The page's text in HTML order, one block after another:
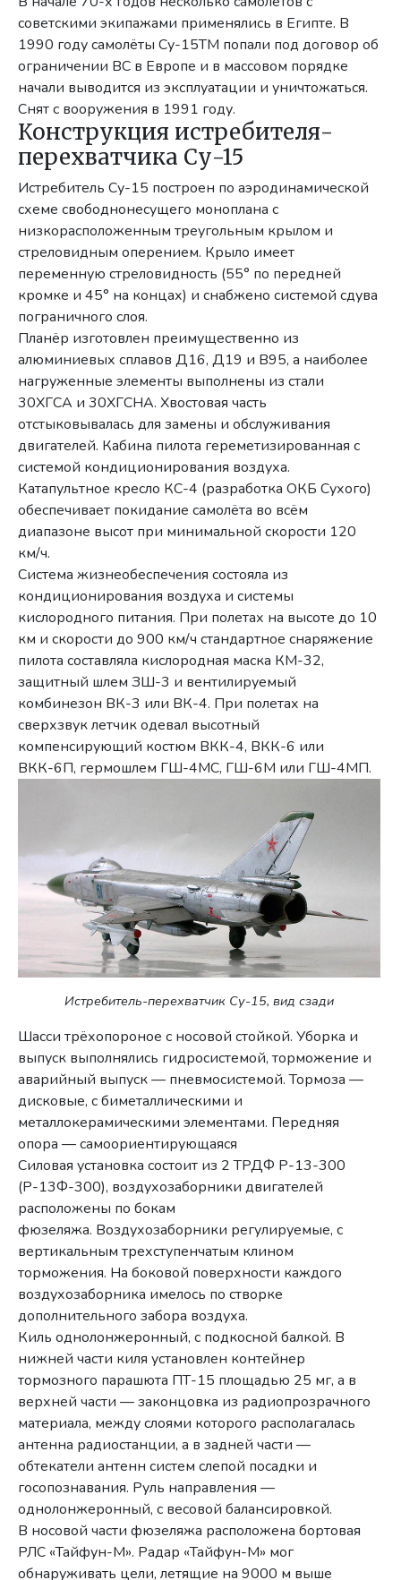
советскими экипажами применялись в Египте. В
1990 году самолёты Су-15ТМ попали под договор об
ограничении ВС в Европе и в массовом порядке
начали выводится из эксплуатации и уничтожаться.
Снят с вооружения в 1991 году.
Конструкция истребителя-
перехватчика Су-15
Истребитель Су-15 построен по аэродинамической
схеме свободнонесущего моноплана с
низкорасположенным треугольным крылом и
стреловидным оперением. Крыло имеет
переменную стреловидность (55° по передней
кромке и 45° на концах) и снабжено системой сдува
пограничного слоя.
Планёр изготовлен преимущественно из
алюминиевых сплавов Д16, Д19 и В95, а наиболее
нагруженные элементы выполнены из стали
30ХГСА и 30ХГСНА. Хвостовая часть
отстыковывалась для замены и обслуживания
двигателей. Кабина пилота гереметизированная с
системой кондиционирования воздуха.
Катапультное кресло КС-4 (разработка ОКБ Сухого)
обеспечивает покидание самолёта во всём
диапазоне высот при минимальной скорости 120
км/ч.
Система жизнеобеспечения состояла из
кондиционирования воздуха и системы
кислородного питания. При полетах на высоте до 10
км и скорости до 900 км/ч стандартное снаряжение
пилота составляла кислородная маска КМ-32,
защитный шлем ЗШ-3 и вентилируемый
комбинезон ВК-3 или ВК-4. При полетах на
сверхзвук летчик одевал высотный
компенсирующий костюм ВКК-4, ВКК-6 или
ВКК-6П, гермошлем ГШ-4МС, ГШ-6М или ГШ-4МП.
Истребитель-перехватчик Су-15, вид сзади
Шасси трёхопороное с носовой стойкой. Уборка и
выпуск выполнялись гидросистемой, торможение и
аварийный выпуск — пневмосистемой. Тормоза —
дисковые, с биметаллическими и
металлокерамическими элементами. Передняя
опора — самоориентирующаяся
Силовая установка состоит из 2 ТРДФ Р-13-300
(Р-13Ф-300), воздухозаборники двигателей
расположены по бокам
фюзеляжа. Воздухозаборники регулируемые, с
вертикальным трехступенчатым клином
торможения. На боковой поверхности каждого
воздухозаборника имелось по створке
дополнительного забора воздуха.
Киль однолонжеронный, с подкосной балкой. В
нижней части киля установлен контейнер
тормозного парашюта ПТ-15 площадью 25 мг, а в
верхней части — законцовка из радиопрозрачного
материала, между слоями которого располагалась
антенна радиостанции, а в задней части —
обтекатели антенн систем слепой посадки и
госопознавания. Руль направления —
однолонжеронный, с весовой балансировкой.
В носовой части фюзеляжа расположена бортовая
РЛС «Тайфун-М». Радар «Тайфун-М» мог
обнаруживать цели, летящие на 9000 м выше